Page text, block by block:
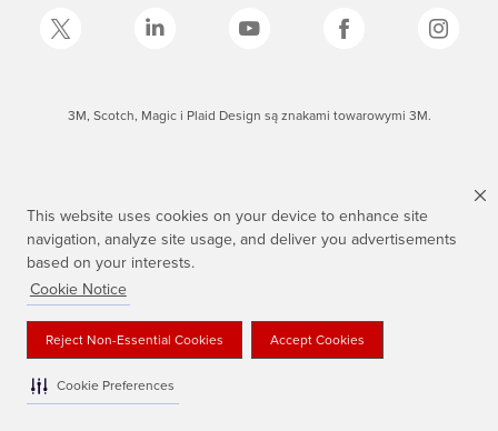
This website uses cookies on your device to enhance site
navigation, analyze site usage, and deliver you advertisements
based on your interests.
Cookie Notice
Reject Non-Essential Cookies Accept Cookies
Cookie Preferences
3M, Scotch, Magic i Plaid Design są znakami towarowymi 3M.